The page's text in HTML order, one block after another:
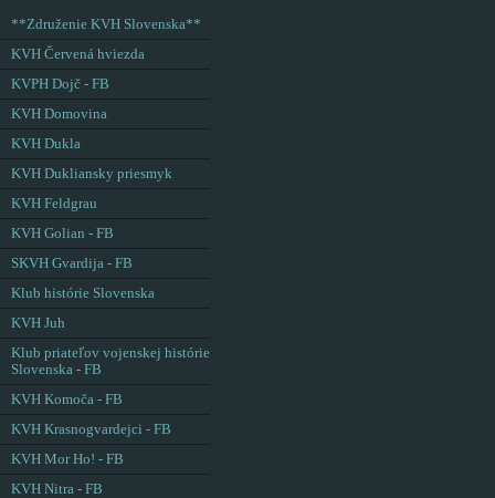
**Združenie KVH Slovenska**
KVH Červená hviezda
KVPH Dojč - FB
KVH Domovina
KVH Dukla
KVH Dukliansky priesmyk
KVH Feldgrau
KVH Golian - FB
SKVH Gvardija - FB
Klub histórie Slovenska
KVH Juh
Klub priateľov vojenskej histórie
Slovenska - FB
KVH Komoča - FB
KVH Krasnogvardejci - FB
KVH Mor Ho! - FB
KVH Nitra - FB